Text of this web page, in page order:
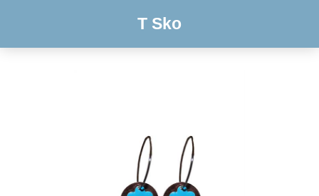
T Sko